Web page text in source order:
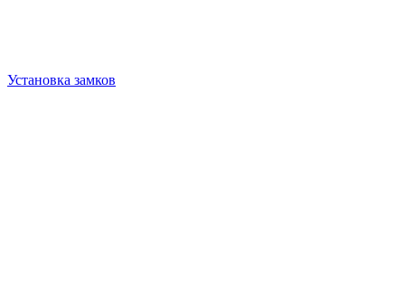
Установка замков